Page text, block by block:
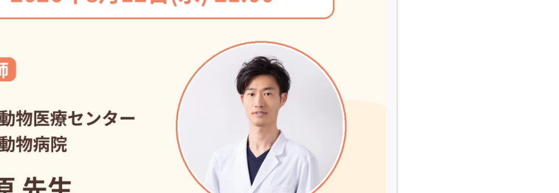
減少や食欲不振は通常は起こりません。小腸と違い、大腸で出血した際は明るい色の血
の下痢の原因は？
と同様に猫もストレスによって下痢になることがあります。引っ越しや、新しいペッ
迎えるなどの生活環境の変化や、猫によっては来客や部屋の模様替えなどがストレス